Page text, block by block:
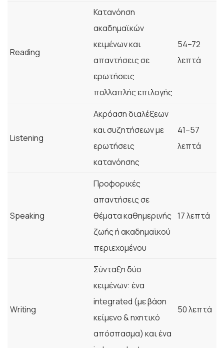
Reading
Κατανόηση
ακαδημαϊκών
κειμένων και
απαντήσεις σε
ερωτήσεις
πολλαπλής επιλογής
54–72
λεπτά
Listening
Ακρόαση διαλέξεων
και συζητήσεων με
ερωτήσεις
κατανόησης
41–57
λεπτά
Speaking
Προφορικές
απαντήσεις σε
θέματα καθημερινής
ζωής ή ακαδημαϊκού
περιεχομένου
17 λεπτά
Writing
Σύνταξη δύο
κειμένων: ένα
integrated (με βάση
κείμενο & ηχητικό
απόσπασμα) και ένα
50 λεπτά